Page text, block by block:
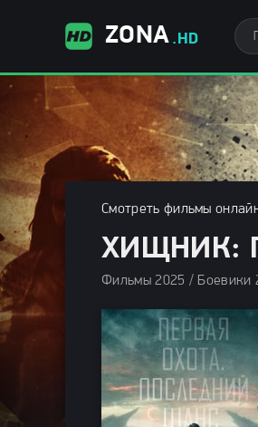
ZONA .HD
Смотреть фильмы
ХИЩНИК: